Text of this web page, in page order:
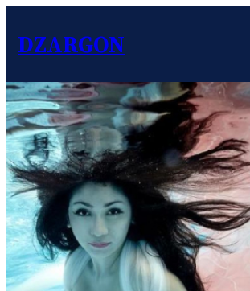
DZARGON